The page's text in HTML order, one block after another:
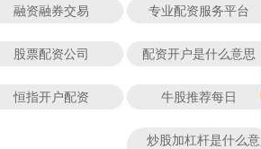
融资融券交易 专业配资服务平台
股票配资公司 配资开户是什么意思
恒指开户配资 牛股推荐每日
炒股加杠杆是什么意